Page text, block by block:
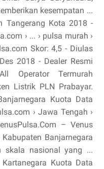
kesempatan ...
Tangerang Kota 2018 -
› ... › pulsa murah ›
Skor: 4,5 - ‎Diulas
2018 - Dealer Resmi
Operator Termurah
Listrik PLN Prabayar.
Kuota Data
› Jawa Tengah ›
– Venus
Banjarnegara
skala nasional yang ...
Kuota Data